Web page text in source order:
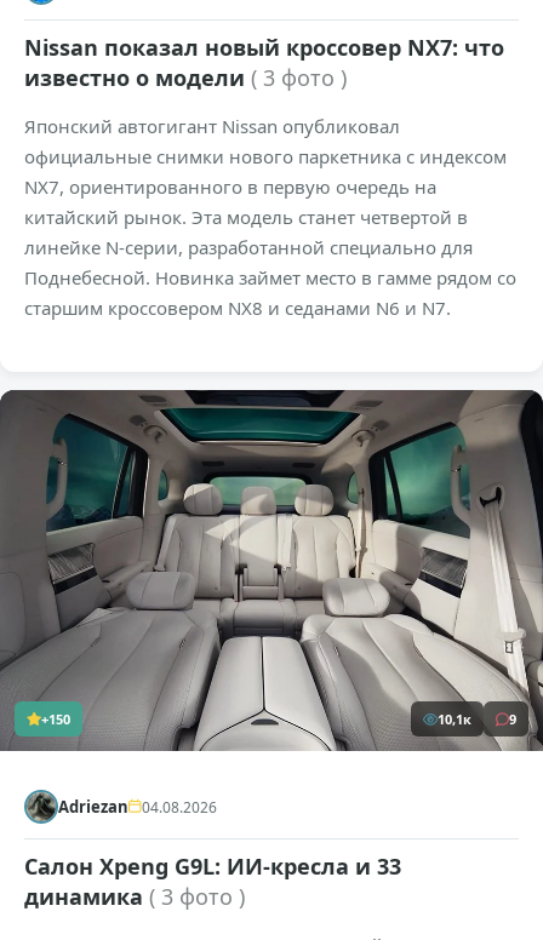
Nissan показал новый кроссовер NX7: что
известно о модели ( 3 фото )
Японский автогигант Nissan опубликовал
официальные снимки нового паркетника с индексом
NX7, ориентированного в первую очередь на
китайский рынок. Эта модель станет четвертой в
линейке N-серии, разработанной специально для
Поднебесной. Новинка займет место в гамме рядом со
старшим кроссовером NX8 и седанами N6 и N7.
+150 10,1к 9
Adriezan 04.08.2026
Салон Xpeng G9L: ИИ-кресла и 33
динамика ( 3 фото )